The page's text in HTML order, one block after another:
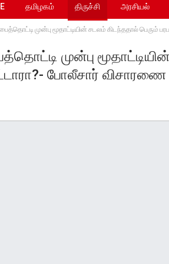
தமிழகம் திருச்சி அரசியல்
முன்பு மூதாட்டியின் சடலம் கிடந்ததால்
முன்பு
போலீசார்